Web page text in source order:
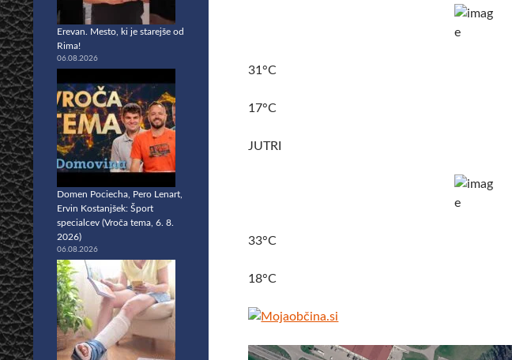
31°C
17°C
JUTRI
33°C
18°C
Erevan. Mesto, ki je starejše od
Rima!
06.08.2026
Domen Pociecha, Pero Lenart,
Ervin Kostanjšek: Šport
specialcev (Vroča tema, 6. 8.
2026)
06.08.2026